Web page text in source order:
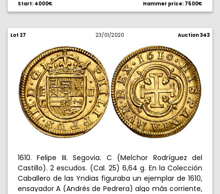
Start: 4000€ Hammer price: 7500€
Lot 27 23/01/2020 Auction 343
1610. Felipe III. Segovia. C (Melchor Rodríguez del
Castillo). 2 escudos. (Cal. 25) 6,64 g. En la Colección
Caballero de las Yndias figuraba un ejemplar de 1610,
ensayador A (Andrés de Pedrera) algo más corriente,